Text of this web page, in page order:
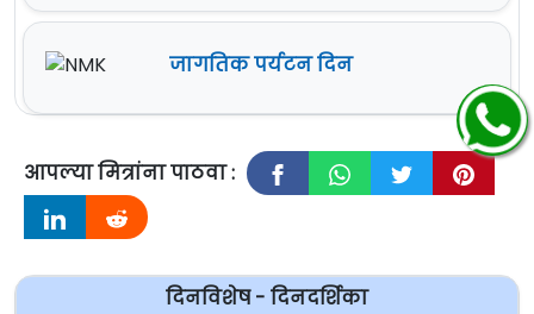
जागतिक पर्यटन दिन
आपल्या मित्रांना पाठवा :
दिनविशेष - दिनदर्शिका